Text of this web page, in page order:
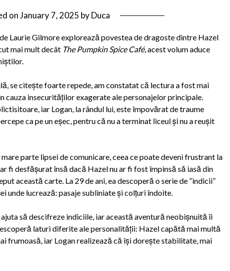
onJanuary 7, 2025 byDuca
Laurie Gilmore explorează povestea de dragoste dintre Hazel
mai mult decât The Pumpkin Spice Café, acest volum aduce
se citește foarte repede, am constatat că lectura a fost mai
cauza insecurităților exagerate ale personajelor principale.
iar Logan, la rândul lui, este împovărat de traume
ca pe un eșec, pentru că nu a terminat liceul și nu a reușit
parte lipsei de comunicare, ceea ce poate deveni frustrant la
fi desfășurat însă dacă Hazel nu ar fi fost împinsă să iasă din
această carte. La 29 de ani, ea descoperă o serie de “indicii”
unde lucrează: pasaje subliniate și colțuri îndoite.
să descifreze indiciile, iar această aventură neobișnuită îi
laturi diferite ale personalității: Hazel capătă mai multă
frumoasă, iar Logan realizează că își dorește stabilitate, mai